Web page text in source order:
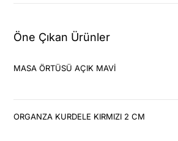
Öne Çıkan Ürünler
MASA ÖRTÜSÜ AÇIK MAVİ
ORGANZA KURDELE KIRMIZI 2 CM